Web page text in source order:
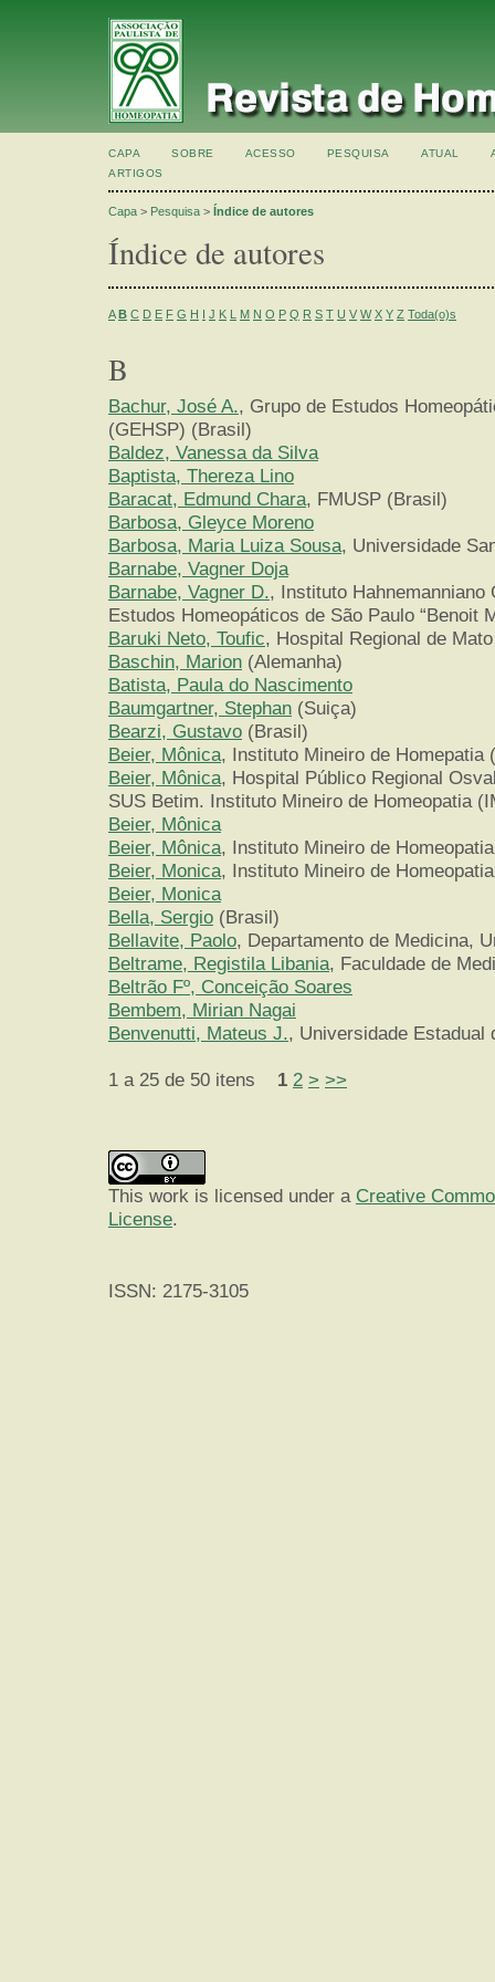
CAPA SOBRE ACESSO PESQUISA ATUAL
ARTIGOS
Capa > Pesquisa > Índice de autores
Índice de autores
A B C D E F G H I J K L M N O P Q R S T U V W X Y Z Toda(o)s
B
Bachur, José A., Grupo de Estudos
(GEHSP) (Brasil)
Baldez, Vanessa da Silva
Baptista, Thereza Lino
Baracat, Edmund Chara, FMUSP (Brasil)
Barbosa, Gleyce Moreno
Barbosa, Maria Luiza Sousa, Universidade
Barnabe, Vagner Doja
Barnabe, Vagner D., Instituto
Estudos Homeopáticos de São Paulo “Benoit
Baruki Neto, Toufic, Hospital Regional de
Baschin, Marion (Alemanha)
Batista, Paula do Nascimento
Baumgartner, Stephan (Suiça)
Bearzi, Gustavo (Brasil)
Beier, Mônica, Instituto Mineiro de Homepatia
Beier, Mônica, Hospital Público Regional
SUS Betim. Instituto Mineiro de Homeopatia
Beier, Mônica
Beier, Mônica, Instituto Mineiro de
Beier, Monica, Instituto Mineiro de
Beier, Monica
Bella, Sergio (Brasil)
Bellavite, Paolo, Departamento de Medicina,
Beltrame, Registila Libania, Faculdade de
Beltrão Fº, Conceição Soares
Bembem, Mirian Nagai
Benvenutti, Mateus J., Universidade Estadual
1 a 25 de 50 itens 1 2 > >>
This work is licensed under a Creative
License.
ISSN: 2175-3105